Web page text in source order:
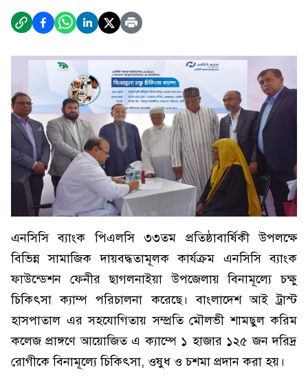
এনসিসি ব্যাংক পিএলসি ৩৩তম প্রতিষ্ঠাবার্ষিকী উপলক্ষে
বিভিন্ন সামাজিক দায়বদ্ধতামূলক কার্যক্রম এনসিসি ব্যাংক
ফাউন্ডেশন ফেনীর ছাগলনাইয়া উপজেলায় বিনামূল্যে চক্ষু
চিকিৎসা ক্যাম্প পরিচালনা করেছে। বাংলাদেশ আই ট্রাস্ট
হাসপাতাল এর সহযোগিতায় সম্প্রতি মৌলভী শামছুল করিম
কলেজ প্রাঙ্গণে আয়োজিত এ ক্যাম্পে ১ হাজার ১২৫ জন দরিদ্র
রোগীকে বিনামূল্যে চিকিৎসা, ওষুধ ও চশমা প্রদান করা হয়।